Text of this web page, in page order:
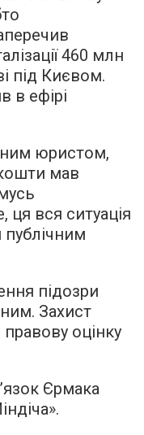
460 млн
під Києвом.
в ефірі
юристом,
мав
ця вся ситуація
підозри
Захист
оцінку
Єрмака